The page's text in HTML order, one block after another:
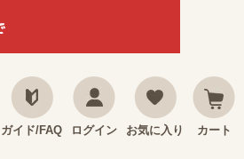
ガイド/FAQ ログイン お気に入り カート